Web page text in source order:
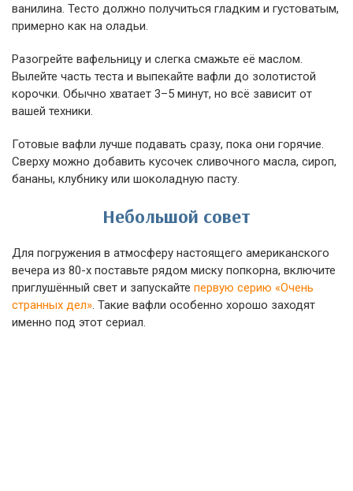
ванилина. Тесто должно получиться гладким и густоватым,
примерно как на оладьи.
Разогрейте вафельницу и слегка смажьте её маслом.
Вылейте часть теста и выпекайте вафли до золотистой
корочки. Обычно хватает 3–5 минут, но всё зависит от
вашей техники.
Готовые вафли лучше подавать сразу, пока они горячие.
Сверху можно добавить кусочек сливочного масла, сироп,
бананы, клубнику или шоколадную пасту.
Небольшой совет
Для погружения в атмосферу настоящего американского
вечера из 80-х поставьте рядом миску попкорна, включите
приглушённый свет и запускайте первую серию «Очень
странных дел». Такие вафли особенно хорошо заходят
именно под этот сериал.